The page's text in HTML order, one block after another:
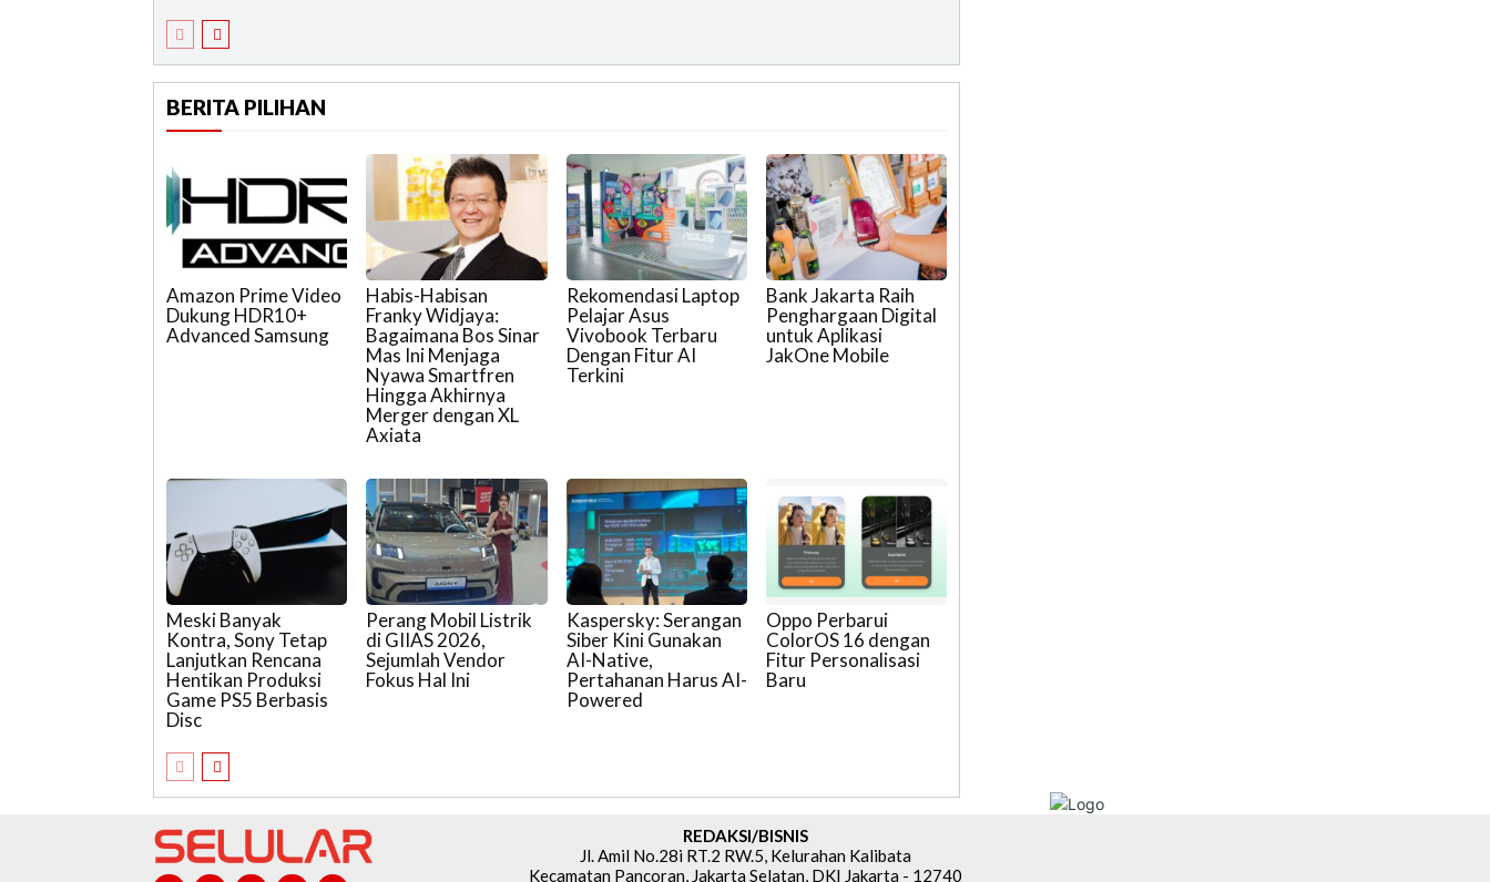
BERITA PILIHAN
Amazon Prime Video
Dukung HDR10+
Advanced Samsung
Habis-Habisan
Franky Widjaya:
Bagaimana Bos Sinar
Mas Ini Menjaga
Nyawa Smartfren
Hingga Akhirnya
Merger dengan XL
Axiata
Rekomendasi Laptop
Pelajar Asus
Vivobook Terbaru
Dengan Fitur AI
Terkini
Bank Jakarta Raih
Penghargaan Digital
untuk Aplikasi
JakOne Mobile
Meski Banyak
Kontra, Sony Tetap
Lanjutkan Rencana
Hentikan Produksi
Game PS5 Berbasis
Disc
Perang Mobil Listrik
di GIIAS 2026,
Sejumlah Vendor
Fokus Hal Ini
Kaspersky: Serangan
Siber Kini Gunakan
AI-Native,
Pertahanan Harus AI-
Powered
Oppo Perbarui
ColorOS 16 dengan
Fitur Personalisasi
Baru
REDAKSI/BISNIS
Jl. Amil No.28i RT.2 RW.5, Kelurahan Kalibata
Kecamatan Pancoran, Jakarta Selatan, DKI Jakarta - 12740